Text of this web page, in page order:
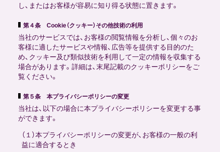
し、またはお客様が容易に知り得る状態に置きます。
第４条 Cookie（クッキー）その他技術の利用
当社のサービスでは、お客様の閲覧情報を分析し、個々のお
客様に適したサービスや情報、広告等を提供する目的のた
め、クッキー及び類似技術を利用して一定の情報を収集する
場合があります。詳細は、末尾記載のクッキーポリシーをご
覧ください。
第５条 本プライバシーポリシーの変更
当社は、以下の場合に本プライバシーポリシーを変更する事
ができます。
（１）本プライバシーポリシーの変更が、お客様の一般の利
益に適合するとき